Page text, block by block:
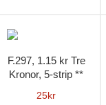
F.297, 1.15 kr Tre
Kronor, 5-strip **
25kr